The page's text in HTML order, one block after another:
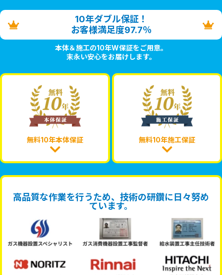
10年ダブル保証！
お客様満足度97.7％
本体＆施工の10年W保証をご用意。
末永い安心をお届けします。
無料10年本体保証 無料10年施工保証
高品質な作業を行うため、技術の研鑽に日々努め
ています。